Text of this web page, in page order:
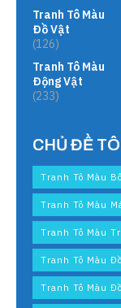
Tranh Tô Màu
Đồ Vật
(126)
Tranh Tô Màu
Động Vật
(233)
CHỦ ĐỀ
Tranh Tô Màu
Tranh Tô Màu
Tranh Tô Màu
Tranh Tô Màu
Tranh Tô Màu